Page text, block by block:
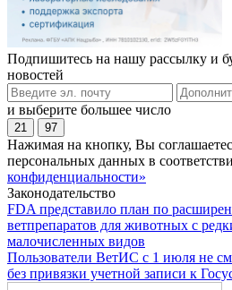
Подпишитесь на нашу рассылку и
новостей
и выберите большее число
21 97
Нажимая на кнопку, Вы
персональных данных в
конфиденциальности»
Законодательство
FDA представило план по
ветпрепаратов для животных с
малочисленных видов
Пользователи ВетИС с 1 июля не
без привязки учетной записи к